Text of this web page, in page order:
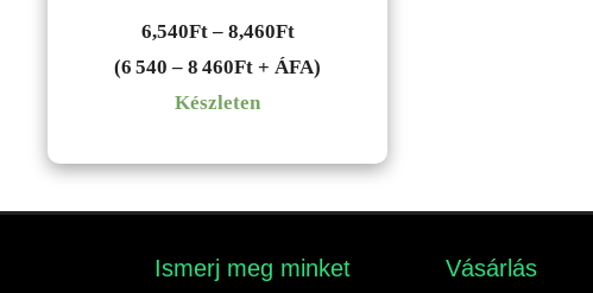
6,540Ft – 8,460FtÁrtartomány:
6,540Ft
(6 540 – 8 460Ft + ÁFA)
Készleten
Ismerj meg minket​ Vásárlás​